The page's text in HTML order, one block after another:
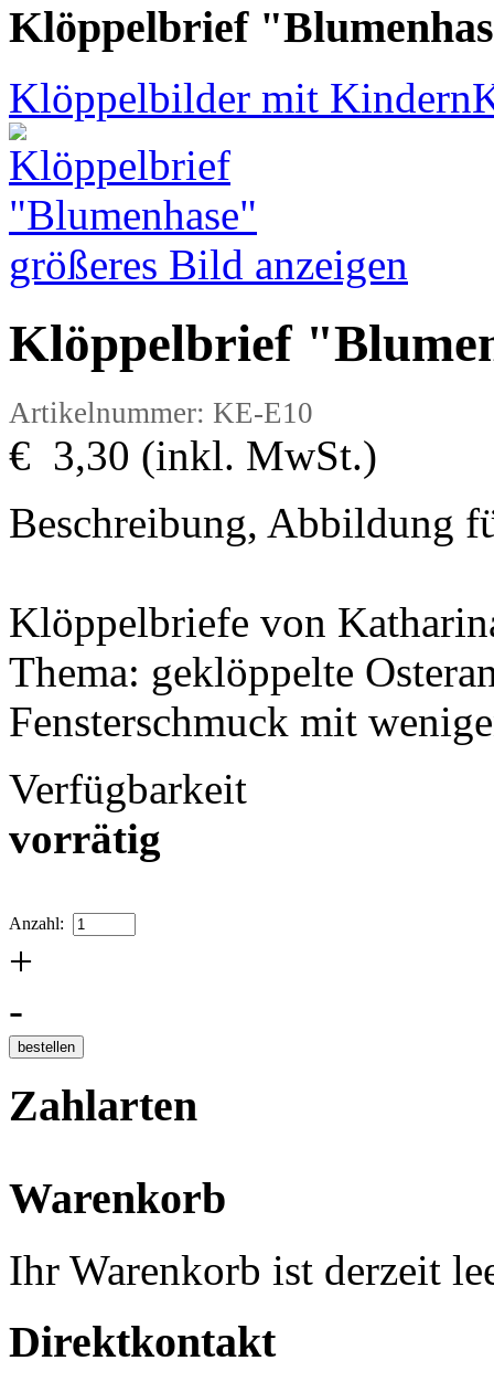
Klöppelbrief
Klöppelbilder mit Kindern
größeres Bild anzeigen
Klöppelbrief
Artikelnummer: KE-E10
€ 3,30 (inkl. MwSt.)
Beschreibung, Abbildung
Klöppelbriefe von
Thema: geklöppelte
Fensterschmuck mit
Verfügbarkeit
vorrätig
Anzahl:
+
-
Zahlarten
Warenkorb
Ihr Warenkorb ist derzeit
Direktkontakt